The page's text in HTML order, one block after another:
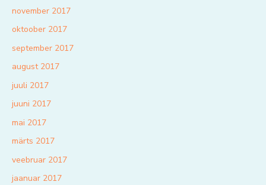
november 2017
oktoober 2017
september 2017
august 2017
juuli 2017
juuni 2017
mai 2017
märts 2017
veebruar 2017
jaanuar 2017